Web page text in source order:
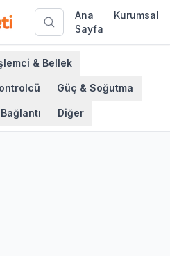
Ana
Sayfa
Kurumsal
& Bellek
Güç & Soğutma
Diğer